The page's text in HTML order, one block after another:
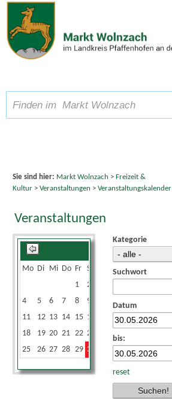
Zum Inhalt,zur Navigation
Schriftgröße A A A
Sie sind hier: Markt Wolnzach > Freizeit &
Kultur> Veranstaltungen > Veranstaltungskalender
Veranstaltungen
Mo Di Mi Do Fr Sa
1
2
4
5 6 7 8 9
11
12 13 14 15 16
18
19 20 21 22 23
25
26 27 28 29 30
Kategorie
Suchwort
Datum
bis:
reset